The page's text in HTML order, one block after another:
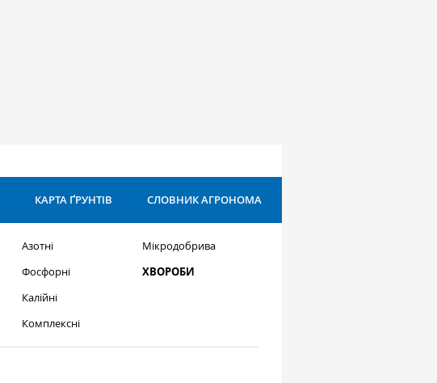
КАРТА ҐРУНТІВ СЛОВНИК АГРОНОМА
Азотні
Фосфорні
Калійні
Комплексні
Мікродобрива
ХВОРОБИ